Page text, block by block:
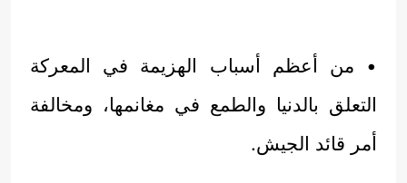
• من أعظم أسباب الهزيمة في المعركة
التعلق بالدنيا والطمع في مغانمها، ومخالفة
أمر قائد الجيش.